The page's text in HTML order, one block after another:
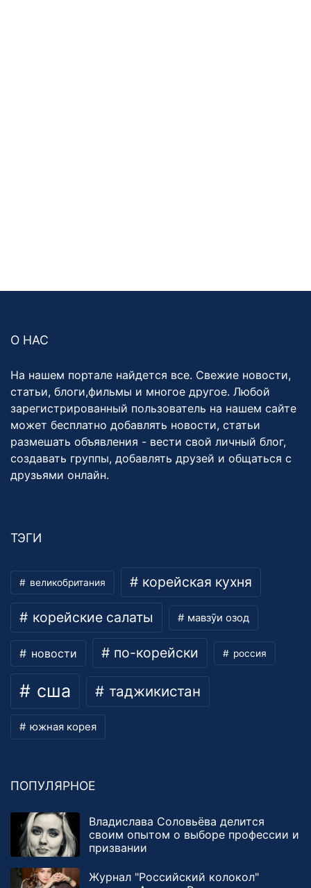
О НАС
На нашем портале найдется все. Свежие новости,
статьи, блоги,фильмы и многое другое. Любой
зарегистрированный пользователь на нашем сайте
может бесплатно добавлять новости, статьи
размешать объявления - вести свой личный блог,
создавать группы, добавлять друзей и общаться с
друзьями онлайн.
ТЭГИ
великобритания корейская кухня
корейские салаты мавзӯи озод
новости по-корейски россия
сша таджикистан
южная корея
ПОПУЛЯРНОЕ
Владислава Соловьёва делится
своим опытом о выборе профессии и
призвании
Журнал "Российский колокол"